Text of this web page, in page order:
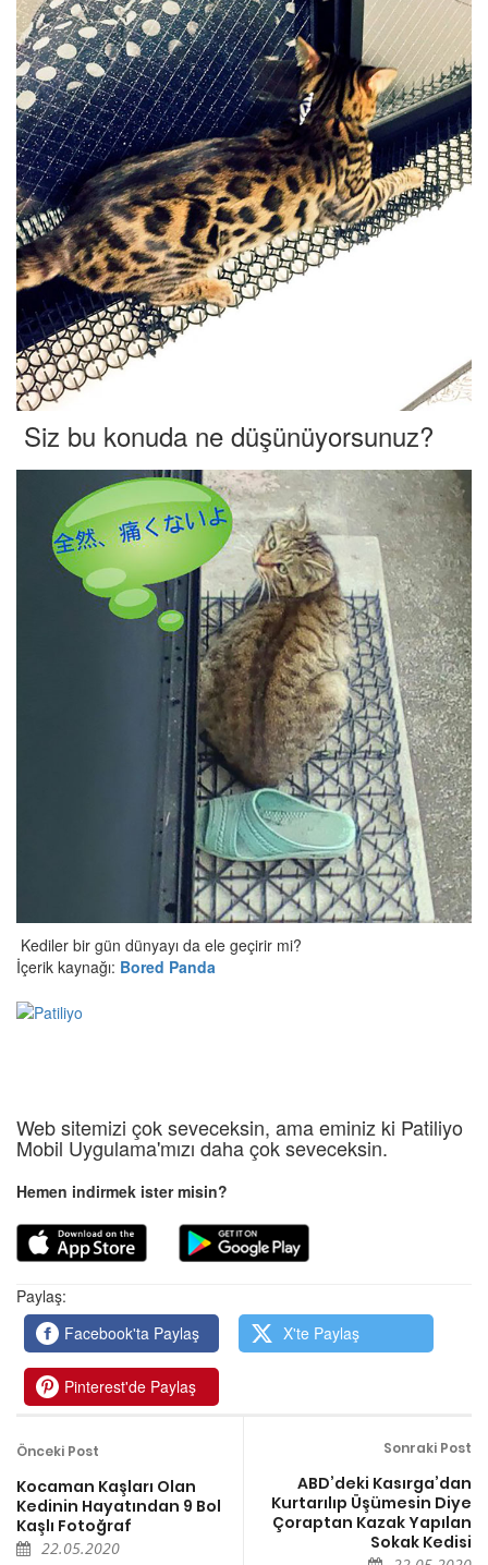
Siz bu konuda ne düşünüyorsunuz?
Kediler bir gün dünyayı da ele geçirir mi?
İçerik kaynağı: Bored Panda
Web sitemizi çok seveceksin, ama eminiz ki Patiliyo
Mobil Uygulama'mızı daha çok seveceksin.
Hemen indirmek ister misin?
Paylaş:
Facebook'ta Paylaş
X'te Paylaş
Pinterest'de Paylaş
Önceki Post
Kocaman Kaşları Olan
Kedinin Hayatından 9 Bol
Kaşlı Fotoğraf
22.05.2020
Sonraki Post
ABD’deki Kasırga’dan
Kurtarılıp Üşümesin Diye
Çoraptan Kazak Yapılan
Sokak Kedisi